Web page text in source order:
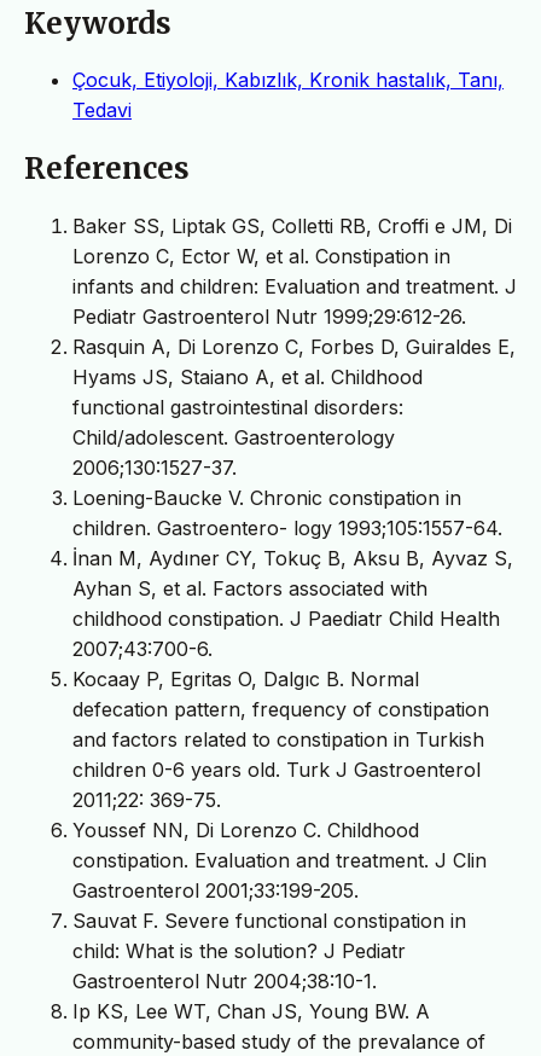
Keywords
Çocuk, Etiyoloji, Kabızlık, Kronik hastalık, Tanı,
Tedavi
References
Baker SS, Liptak GS, Colletti RB, Croffi e JM, Di
Lorenzo C, Ector W, et al. Constipation in
infants and children: Evaluation and treatment. J
Pediatr Gastroenterol Nutr 1999;29:612-26.
Rasquin A, Di Lorenzo C, Forbes D, Guiraldes E,
Hyams JS, Staiano A, et al. Childhood
functional gastrointestinal disorders:
Child/adolescent. Gastroenterology
2006;130:1527-37.
Loening-Baucke V. Chronic constipation in
children. Gastroentero- logy 1993;105:1557-64.
İnan M, Aydıner CY, Tokuç B, Aksu B, Ayvaz S,
Ayhan S, et al. Factors associated with
childhood constipation. J Paediatr Child Health
2007;43:700-6.
Kocaay P, Egritas O, Dalgıc B. Normal
defecation pattern, frequency of constipation
and factors related to constipation in Turkish
children 0-6 years old. Turk J Gastroenterol
2011;22: 369-75.
Youssef NN, Di Lorenzo C. Childhood
constipation. Evaluation and treatment. J Clin
Gastroenterol 2001;33:199-205.
Sauvat F. Severe functional constipation in
child: What is the solution? J Pediatr
Gastroenterol Nutr 2004;38:10-1.
Ip KS, Lee WT, Chan JS, Young BW. A
community-based study of the prevalance of